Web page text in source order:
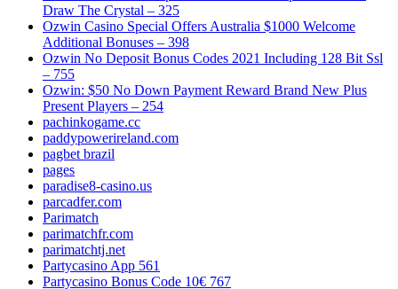
Draw The Crystal – 325
Ozwin Casino Special Offers Australia $1000 Welcome
Additional Bonuses – 398
Ozwin No Deposit Bonus Codes 2021 Including 128 Bit Ssl
– 755
Ozwin: $50 No Down Payment Reward Brand New Plus
Present Players – 254
pachinkogame.cc
paddypowerireland.com
pagbet brazil
pages
paradise8-casino.us
parcadfer.com
Parimatch
parimatchfr.com
parimatchtj.net
Partycasino App 561
Partycasino Bonus Code 10€ 767